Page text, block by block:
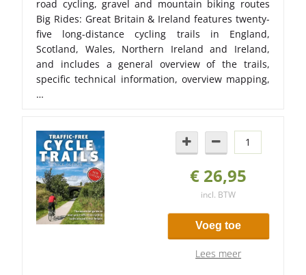
road cycling, gravel and mountain biking routes
Big Rides: Great Britain & Ireland features twenty-
five long-distance cycling trails in England,
Scotland, Wales, Northern Ireland and Ireland,
and includes a general overview of the trails,
specific technical information, overview mapping,
…
€ 26,95
incl. BTW
Voeg toe
Lees meer